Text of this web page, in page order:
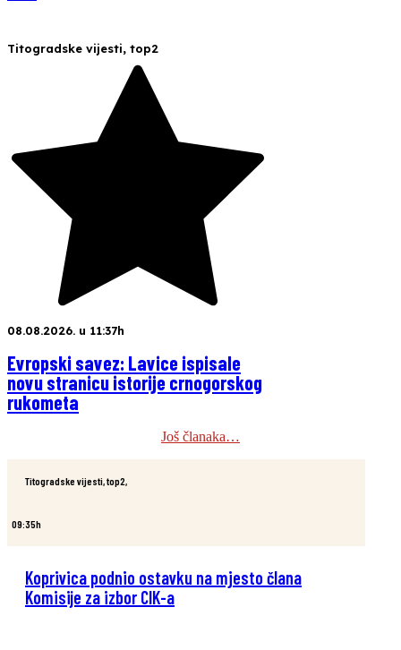
Titogradske vijesti, top2
08.08.2026. u 11:37h
Evropski savez: Lavice ispisale
novu stranicu istorije crnogorskog
rukometa
Još članaka…
Titogradske vijesti top2
09:35h
Koprivica podnio ostavku na mjesto člana
Komisije za izbor CIK-a